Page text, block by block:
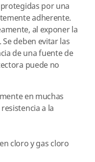
por una
adherente.
al exponer la
deben evitar las
de una fuente de
puede no
en muchas
a la
cloro y gas cloro